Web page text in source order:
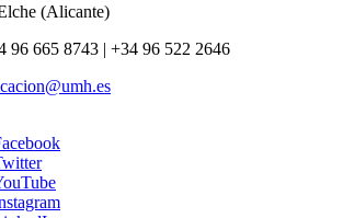
(Alicante)
96 665 8743 | +34 96 522 2646